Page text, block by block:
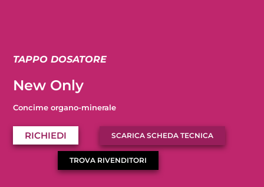
TAPPO DOSATORE
New Only
Concime organo-minerale
RICHIEDI SCARICA SCHEDA TECNICA
TROVA RIVENDITORI